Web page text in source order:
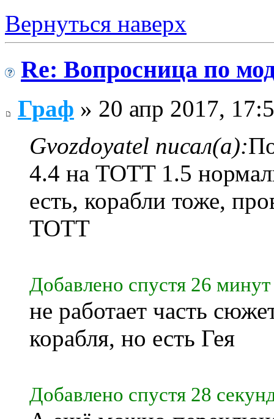
Вернуться наверх
Re: Вопросница по
Граф » 20 апр 2017,
Gvozdoyatel писал(а):
4.4 на TOTT 1.5
есть, корабли тоже,
TOTT
Добавлено спустя 26
не работает часть
корабля, но есть Гея
Добавлено спустя 28